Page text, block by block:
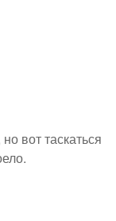
вот таскаться